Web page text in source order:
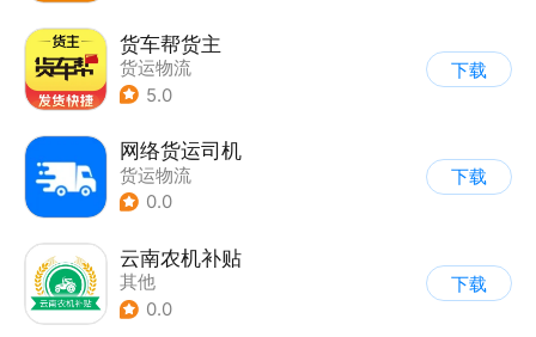
货车帮货主
货运物流
5.0
下载
网络货运司机
货运物流
0.0
下载
云南农机补贴
其他
0.0
下载